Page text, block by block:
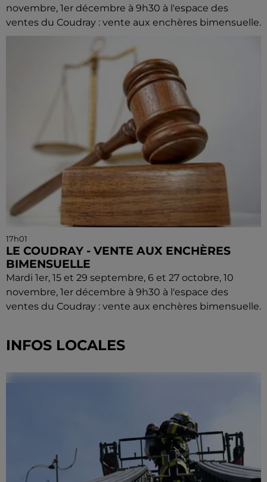
novembre, 1er décembre à 9h30 à l'espace des
ventes du Coudray : vente aux enchères bimensuelle.
17h01
LE COUDRAY - VENTE AUX ENCHÈRES
BIMENSUELLE
Mardi 1er, 15 et 29 septembre, 6 et 27 octobre, 10
novembre, 1er décembre à 9h30 à l'espace des
ventes du Coudray : vente aux enchères bimensuelle.
INFOS LOCALES